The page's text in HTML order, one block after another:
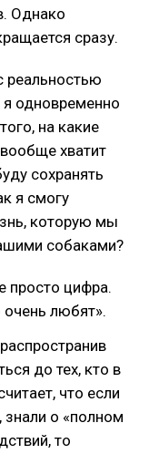
Однако
сразу.
реальностью
я одновременно
на какие
хватит
сохранять
я смогу
которую мы
собаками?
просто цифра.
любят».
до тех, кто в
что если
о «полном
то